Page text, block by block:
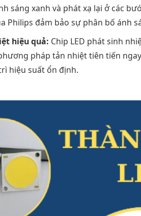
sáng xanh và phát xạ lại ở các
Philips đảm bảo sự phân bố ánh
hiệu quả: Chip LED phát sinh
pháp tản nhiệt tiên tiến
hiệu suất ổn định.